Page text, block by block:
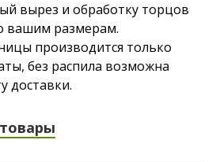
вырез и обработку торцов
вашим размерам.
производится только
без распила возможна
доставки.